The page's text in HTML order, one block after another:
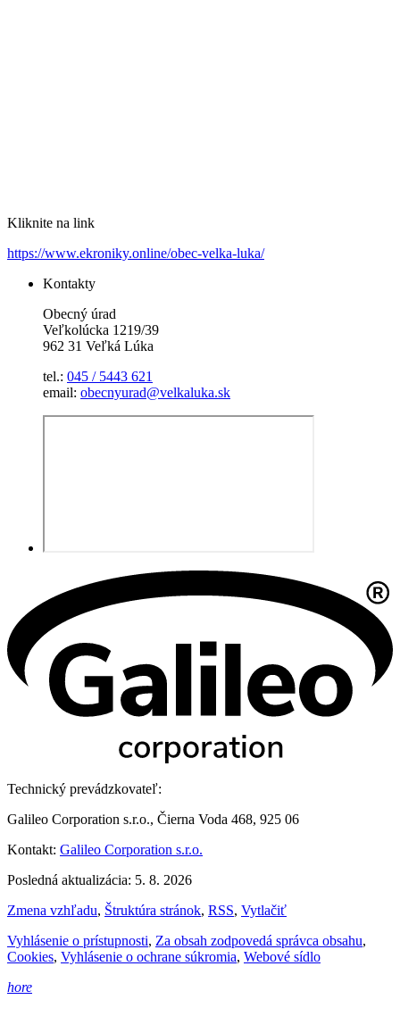
Kliknite na link
https://www.ekroniky.online/obec-velka-luka/
Kontakty
Obecný úrad
Veľkolúcka 1219/39
962 31 Veľká Lúka
tel.: 045 / 5443 621
email: obecnyurad@velkaluka.sk
Technický prevádzkovateľ:
Galileo Corporation s.r.o., Čierna Voda 468, 925 06
Kontakt: Galileo Corporation s.r.o.
Posledná aktualizácia: 5. 8. 2026
Zmena vzhľadu, Štruktúra stránok, RSS, Vytlačiť
Vyhlásenie o prístupnosti, Za obsah zodpovedá správca obsahu,
Cookies, Vyhlásenie o ochrane súkromia, Webové sídlo
hore